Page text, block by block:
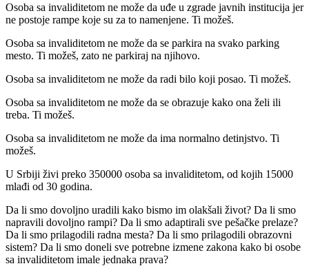
Osoba sa invaliditetom ne može da uđe u zgrade javnih institucija jer
ne postoje rampe koje su za to namenjene. Ti možeš.
Osoba sa invaliditetom ne može da se parkira na svako parking
mesto. Ti možeš, zato ne parkiraj na njihovo.
Osoba sa invaliditetom ne može da radi bilo koji posao. Ti možeš.
Osoba sa invaliditetom ne može da se obrazuje kako ona želi ili
treba. Ti možeš.
Osoba sa invaliditetom ne može da ima normalno detinjstvo. Ti
možeš.
U Srbiji živi preko 350000 osoba sa invaliditetom, od kojih 15000
mlađi od 30 godina.
Da li smo dovoljno uradili kako bismo im olakšali život? Da li smo
napravili dovoljno rampi? Da li smo adaptirali sve pešačke prelaze?
Da li smo prilagodili radna mesta? Da li smo prilagodili obrazovni
sistem? Da li smo doneli sve potrebne izmene zakona kako bi osobe
sa invaliditetom imale jednaka prava?